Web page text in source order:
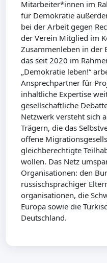
Mitarbeiter*innen im
für Demokratie
bei der Arbeit gegen
der Verein Mitglied im
Zusammenleben in der
das seit 2020 im
„Demokratie leben!“
Ansprechpartner für
inhaltliche Expertise
gesellschaftliche
Netzwerk versteht sich
Trägern, die das
offene
gleichberechtigte
wollen. Das Netz
Organisationen: den
russischsprachiger
organisationen, die
Europa sowie die
Deutschland.